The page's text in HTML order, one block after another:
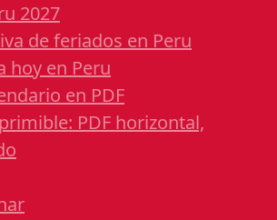
2027
de feriados en Peru
hoy en Peru
en PDF
PDF horizontal,